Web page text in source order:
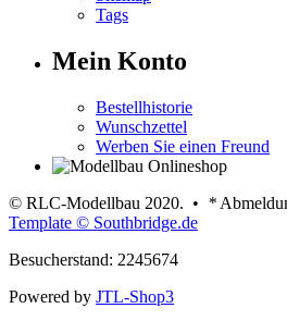
Tags
Mein Konto
Bestellhistorie
Wunschzettel
Werben Sie einen Freund
© RLC-Modellbau 2020. • *
Template © Southbridge.de
Besucherstand: 2245674
Powered by JTL-Shop3